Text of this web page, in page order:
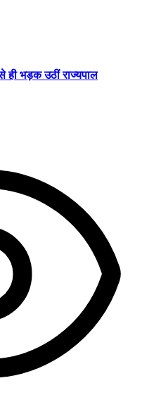
भड़क उठीं राज्यपाल